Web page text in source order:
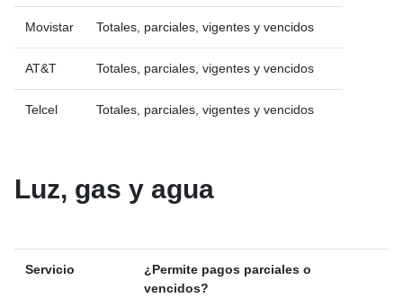
Movistar Totales, parciales, vigentes y vencidos
AT&T Totales, parciales, vigentes y vencidos
Telcel Totales, parciales, vigentes y vencidos
Luz, gas y agua
Servicio
¿Permite pagos parciales o
vencidos?